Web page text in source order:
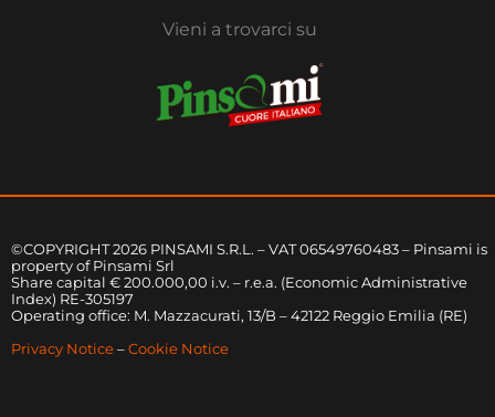
Vieni a trovarci su
©COPYRIGHT 2026 PINSAMI S.R.L. – VAT 06549760483 – Pinsami is
property of Pinsami Srl
Share capital € 200.000,00 i.v. – r.e.a. (Economic Administrative
Index) RE-305197
Operating office: M. Mazzacurati, 13/B – 42122 Reggio Emilia (RE)
Privacy Notice – Cookie Notice